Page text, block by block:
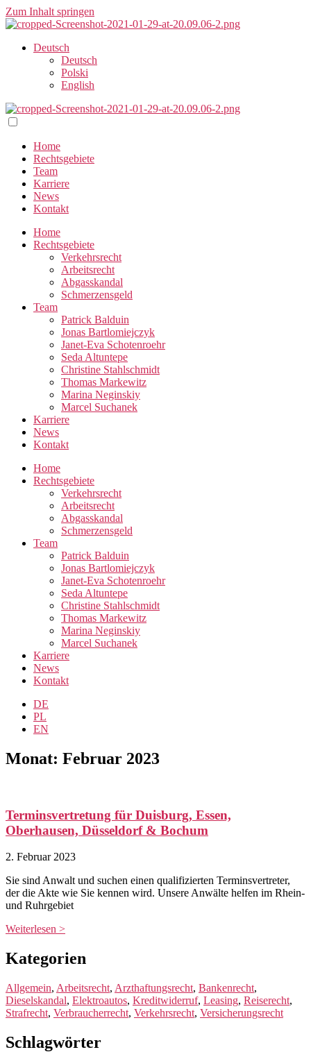
Zum Inhalt springen
Deutsch
Deutsch
Polski
English
Home
Rechtsgebiete
Team
Karriere
News
Kontakt
Home
Rechtsgebiete
Verkehrsrecht
Arbeitsrecht
Abgasskandal
Schmerzensgeld
Team
Patrick Balduin
Jonas Bartlomiejczyk
Janet-Eva Schotenroehr
Seda Altuntepe
Christine Stahlschmidt
Thomas Markewitz
Marina Neginskiy
Marcel Suchanek
Karriere
News
Kontakt
Home
Rechtsgebiete
Verkehrsrecht
Arbeitsrecht
Abgasskandal
Schmerzensgeld
Team
Patrick Balduin
Jonas Bartlomiejczyk
Janet-Eva Schotenroehr
Seda Altuntepe
Christine Stahlschmidt
Thomas Markewitz
Marina Neginskiy
Marcel Suchanek
Karriere
News
Kontakt
DE
PL
EN
Monat: Februar 2023
Terminsvertretung für Duisburg, Essen,
Oberhausen, Düsseldorf & Bochum
2. Februar 2023
Sie sind Anwalt und suchen einen qualifizierten Terminsvertreter,
der die Akte wie Sie kennen wird. Unsere Anwälte helfen im Rhein-
und Ruhrgebiet
Weiterlesen >
Kategorien
Allgemein, Arbeitsrecht, Arzthaftungsrecht, Bankenrecht,
Dieselskandal, Elektroautos, Kreditwiderruf, Leasing, Reiserecht,
Strafrecht, Verbraucherrecht, Verkehrsrecht, Versicherungsrecht
Schlagwörter